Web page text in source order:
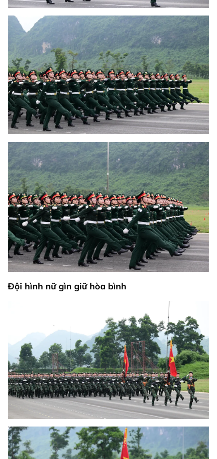
Đội hình nữ gìn giữ hòa bình